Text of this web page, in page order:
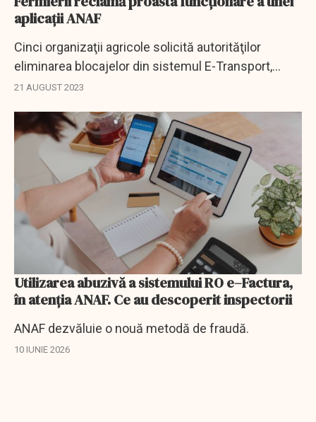
aplicații ANAF
Cinci organizaţii agricole solicită autorităţilor
eliminarea blocajelor din sistemul E-Transport,
având în vedere dificultăţile cu care se confruntă
21 AUGUST 2023
Utilizarea abuzivă a sistemului RO e–Factura,
în atenţia ANAF. Ce au descoperit inspectorii
ANAF dezvăluie o nouă metodă de fraudă.
10 IUNIE 2026